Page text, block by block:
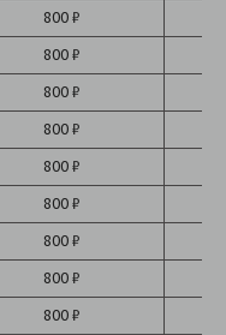
800 ₽
800 ₽
800 ₽
800 ₽
800 ₽
800 ₽
800 ₽
800 ₽
800 ₽